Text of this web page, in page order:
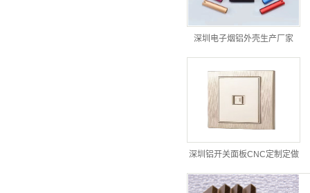
深圳电子烟铝外壳生产厂家
深圳铝开关面板CNC定制定做